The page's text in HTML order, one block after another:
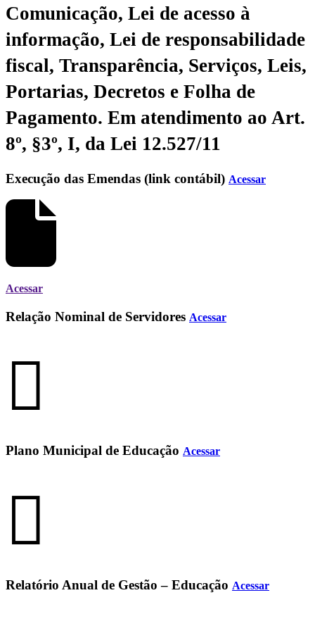
Comunicação, Lei de acesso à
informação, Lei de responsabilidade
fiscal, Transparência, Serviços, Leis,
Portarias, Decretos e Folha de
Pagamento. Em atendimento ao Art.
8º, §3º, I, da Lei 12.527/11
Execução das Emendas (link contábil) Acessar
Acessar
Relação Nominal de Servidores Acessar
Plano Municipal de Educação Acessar
Relatório Anual de Gestão – Educação Acessar